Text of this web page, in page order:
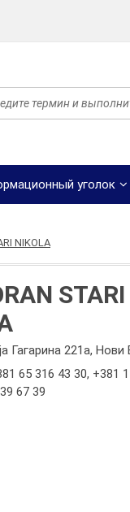
уголок
NIKOLA
STARI
Гагарина 221а, Нови
65 316 43 30, +381
67 39